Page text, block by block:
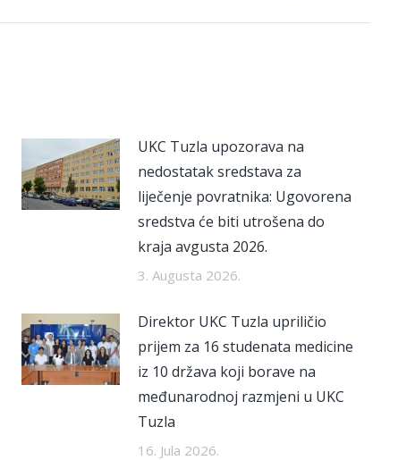
UKC Tuzla upozorava na
nedostatak sredstava za
liječenje povratnika: Ugovorena
sredstva će biti utrošena do
kraja avgusta 2026.
3. Augusta 2026.
Direktor UKC Tuzla upriličio
prijem za 16 studenata medicine
iz 10 država koji borave na
međunarodnoj razmjeni u UKC
Tuzla
16. Jula 2026.